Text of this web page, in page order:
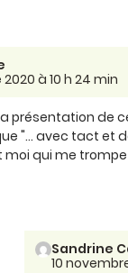
à 10 h 24 min
présentation de
"... avec tact et
moi qui me
Sandrine
10